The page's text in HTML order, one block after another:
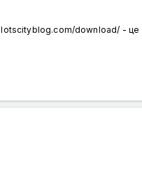
slotscityblog.com/download/ - це